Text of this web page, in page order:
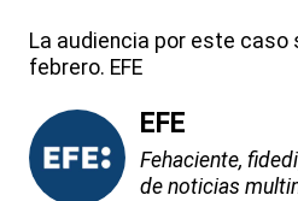
La audiencia por este caso
febrero. EFE
EFE
Fehaciente,
de noticias